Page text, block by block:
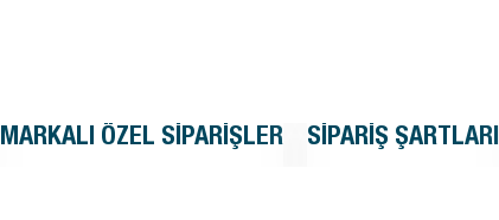
MARKALI ÖZEL SIPARIŞLER SIPARIŞ ŞARTLARI